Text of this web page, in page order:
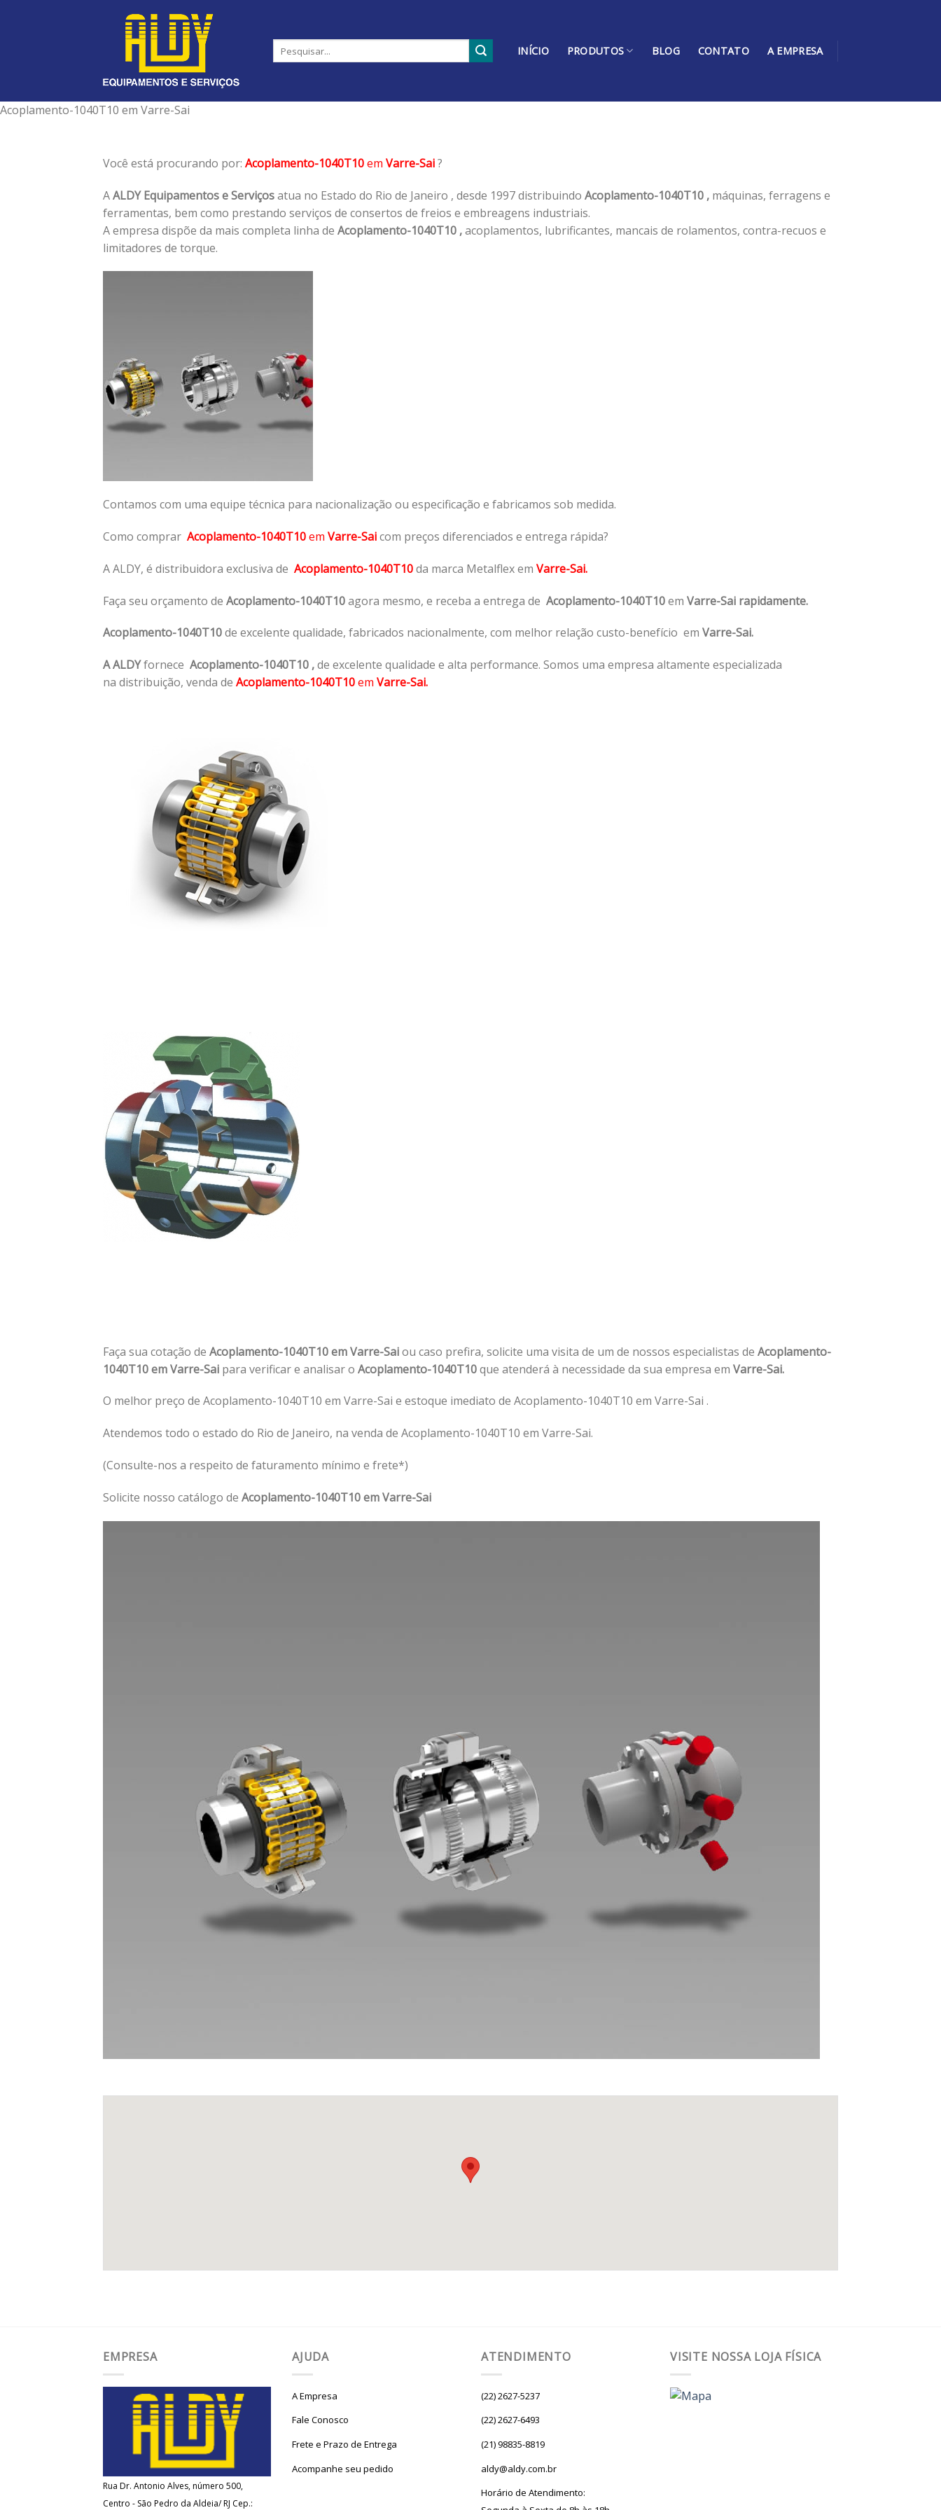
INÍCIO PRODUTOS BLOG CONTATO A EMPRESA
Acoplamento-1040T10 em Varre-Sai
Você está procurando por: Acoplamento-1040T10em Varre-Sai?
AALDY Equipamentos e Serviçosatua no Estado do Rio de Janeiro , desde 1997 distribuindo Acoplamento-1040T10 , máquinas, ferragens e
ferramentas, bem como prestando serviços de consertos de freios e embreagens industriais.
A empresa dispõe da mais completa linha de Acoplamento-1040T10 ,acoplamentos, lubrificantes, mancais de rolamentos, contra-recuos e
limitadores de torque.
Contamos com uma equipe técnica para nacionalização ou especificação e fabricamos sob medida.
Como comprar Acoplamento-1040T10em Varre-Saicom preços diferenciados e entrega rápida?
A ALDY, é distribuidora exclusiva de Acoplamento-1040T10da marca Metalflex em Varre-Sai.
Faça seu orçamento de Acoplamento-1040T10agora mesmo, e receba a entrega de Acoplamento-1040T10em Varre-Sai rapidamente.
Acoplamento-1040T10de excelente qualidade, fabricados nacionalmente, com melhor relação custo-benefício em Varre-Sai.
A ALDYfornece Acoplamento-1040T10 ,de excelente qualidade e alta performance. Somos uma empresa altamente especializada
na distribuição, venda de Acoplamento-1040T10em Varre-Sai.
Faça sua cotação de Acoplamento-1040T10 em Varre-Saiou caso prefira, solicite uma visita de um de nossos especialistas de Acoplamento-
1040T10 em Varre-Sai para verificar e analisar o Acoplamento-1040T10que atenderá à necessidade da sua empresa em Varre-Sai.
O melhor preço de Acoplamento-1040T10 em Varre-Sai e estoque imediato de Acoplamento-1040T10 em Varre-Sai .
Atendemos todo o estado do Rio de Janeiro, na venda de Acoplamento-1040T10 em Varre-Sai.
(Consulte-nos a respeito de faturamento mínimo e frete*)
Solicite nosso catálogo de Acoplamento-1040T10 em Varre-Sai
EMPRESA
Rua Dr. Antonio Alves, número 500,
Centro - São Pedro da Aldeia/ RJ Cep.:
AJUDA
A Empresa
Fale Conosco
Frete e Prazo de Entrega
Acompanhe seu pedido
ATENDIMENTO
(22) 2627-5237
(22) 2627-6493
(21) 98835-8819
aldy@aldy.com.br
Horário de Atendimento:
VISITE NOSSA LOJA FÍSICA